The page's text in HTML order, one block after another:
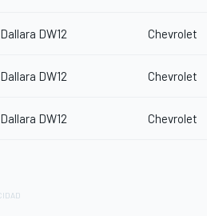
Dallara DW12 Chevrolet
Dallara DW12 Chevrolet
Dallara DW12 Chevrolet